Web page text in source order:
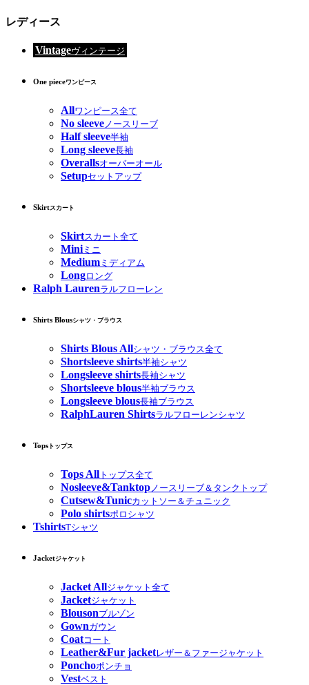
レディース
Vintageヴィンテージ
One pieceワンピース
Allワンピース全て
No sleeveノースリーブ
Half sleeve半袖
Long sleeve長袖
Overallsオーバーオール
Setupセットアップ
Skirtスカート
Skirtスカート全て
Miniミニ
Medium ミディアム
Longロング
Ralph Laurenラルフローレン
Shirts Blousシャツ・ブラウス
Shirts Blous Allシャツ・ブラウス全て
Shortsleeve shirts半袖シャツ
Longsleeve shirts長袖シャツ
Shortsleeve blous半袖ブラウス
Longsleeve blous長袖ブラウス
RalphLauren Shirtsラルフローレンシャツ
Tops トップス
Tops All トップス全て
Nosleeve&Tanktop ノースリーブ＆タンクトップ
Cutsew&Tunicカットソー＆チュニック
Polo shirtsポロシャツ
TshirtsTシャツ
Jacketジャケット
Jacket Allジャケット全て
Jacketジャケット
Blousonブルゾン
Gownガウン
Coatコート
Leather&Fur jacketレザー＆ファージャケット
Ponchoポンチョ
Vestベスト